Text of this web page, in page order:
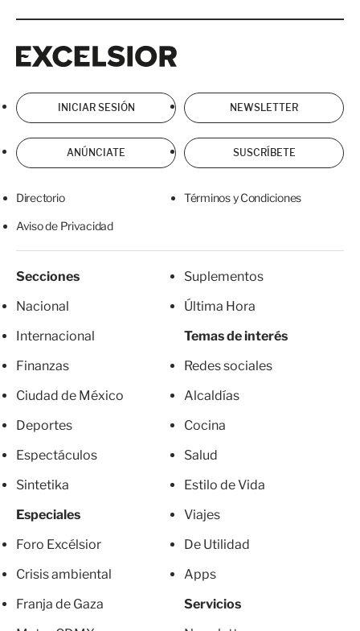
INICIAR SESIÓN NEWSLETTER
ANÚNCIATE SUSCRÍBETE
Directorio Términos y Condiciones
Aviso de Privacidad
Secciones
Nacional
Internacional
Finanzas
Ciudad de México
Deportes
Espectáculos
Sintetika
Especiales
Foro Excélsior
Crisis ambiental
Franja de Gaza
Suplementos
Última Hora
Temas de interés
Redes sociales
Alcaldías
Cocina
Salud
Estilo de Vida
Viajes
De Utilidad
Apps
Servicios